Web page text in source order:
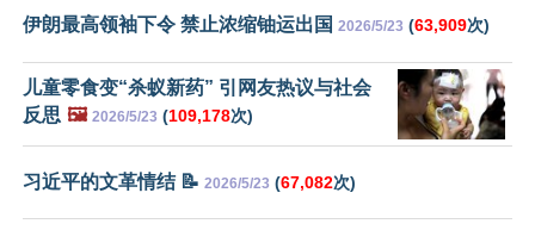
伊朗最高领袖下令 禁止浓缩铀运出国 2026/5/23 (63,909次)
儿童零食变“杀蚁新药” 引网友热议与社会
反思 🖼️ 2026/5/23 (109,178次)
习近平的文革情结 📝 2026/5/23 (67,082次)